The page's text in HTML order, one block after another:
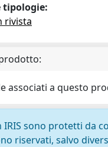
tipologie:
rivista
associati a questo
IRIS sono protetti da
riservati, salvo